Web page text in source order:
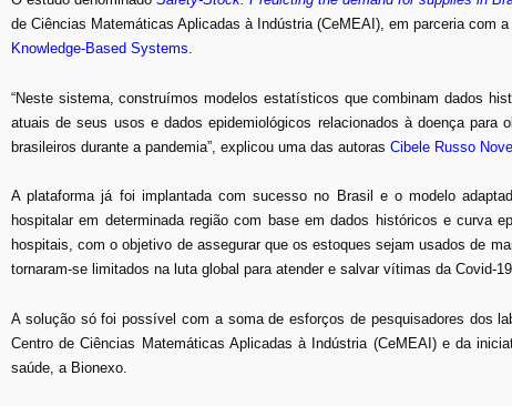
de Ciências Matemáticas Aplicadas à Indústria (CeMEAI), em parceria com
Knowledge-Based Systems.
“Neste sistema, construímos modelos estatísticos que combinam dados
atuais de seus usos e dados epidemiológicos relacionados à doença para
brasileiros durante a pandemia”, explicou uma das autoras Cibele Russo
A plataforma já foi implantada com sucesso no Brasil e o modelo
hospitalar em determinada região com base em dados históricos e curva
hospitais, com o objetivo de assegurar que os estoques sejam usados de
tornaram-se limitados na luta global para atender e salvar vítimas da Covid-
A solução só foi possível com a soma de esforços de pesquisadores dos
Centro de Ciências Matemáticas Aplicadas à Indústria (CeMEAI) e da
saúde, a Bionexo.